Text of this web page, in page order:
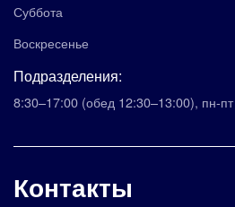
Суббота
Воскресенье
Подразделения:
8:30–17:00 (обед 12:30–13:00), пн-пт
Контакты